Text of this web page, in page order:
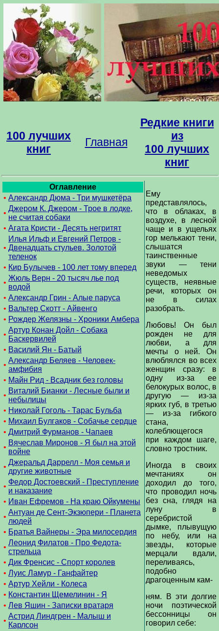
100 лучших
книг
Главная
Редкие книги
из
100 лучших
книг
Оглавление
• Александр Дюма - Три мушкетёра
•
Джером К. Джером - Трое в лодке,
не считая собаки
• Агата Кристи - Десять негритят
•
Илья Ильф и Евгений Петров -
Двенадцать стульев. Золотой
теленок
• Кир Булычев - 100 лет тому вперед
•
Жюль Верн - 20 тысяч лье под
водой
• Александр Грин - Алые паруса
• Вальтер Скотт - Айвенго
• Рождер Желязны - Хроники Амбера
•
Артур Конан Дойл - Собака
Баскервилей
• Василий Ян - Батый
•
Александр Беляев - Человек-
амфибия
• Майн Рид - Всадник без головы
•
Виталий Бианки - Лесные были и
небылицы
• Николай Гоголь - Тарас Бульба
• Михаил Булгаков - Собачье сердце
• Дмитрий Фурманов - Чапаев
•
Вячеслав Миронов - Я был на этой
войне
•
Джеральд Даррелл - Моя семья и
другие животные
•
Федор Достоевский - Преступление
и наказание
• Иван Ефремов - На краю Ойкумены
•
Антуан де Сент-Экзюпери - Планета
людей
• Братья Вайнеры - Эра милосердия
•
Леонид Филатов - Про Федота-
стрельца
• Дик Френсис - Спорт королев
• Луис Ламур - Ганфайтер
• Артур Хейли - Колеса
• Константин Щемелинин - Я
• Лев Яшин - Записки вратаря
•
Астрид Линдгрен - Малыш и
Карлсон
Ему
представлялось,
что в облаках, в
воздухе, в лесной
чаще и в ущельях
гор мелькают тени,
слышатся
таинственные
звуки — тени
неведомых
существ, неявные
речи, которых он
не в силах
разобрать.
Любовь! Он был
рожден не для
любви, а для
мечты о ней. Он
влюблялся во всех
женщин сразу: в
одну из-за ее
белокурых волос, в
другую — из-за
ярких губ, в третью
— из-за гибкого
стана,
колеблющегося
при каждом шаге,
словно тростник.
Иногда в своих
мечтаниях он
доходил до того,
что проводил ночь
без сна, глядя на
луну в
серебристой
дымке, плывущую
по небу, или на
звезды, которые
мерцали вдали,
переливаясь,
подобно
драгоценным кам-
ням. В эти долгие
ночи поэтической
бессонницы он
говорил себе: